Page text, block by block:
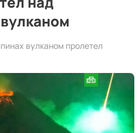
вулканом пролетел